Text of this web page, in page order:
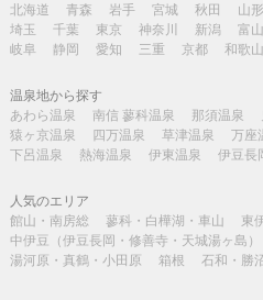
北海道
青森 岩手 宮城 秋田 山形
埼玉
千葉 東京 神奈川 新潟 富山
岐阜
静岡 愛知 三重 京都 和歌山
温泉地から探す
あわら温泉
南信 蓼科温泉 那須温泉
猿ヶ京温泉
四万温泉 草津温泉 万座
下呂温泉
熱海温泉 伊東温泉 伊豆長
人気のエリア
館山・南房総
蓼科・白樺湖・車山 東
中伊豆（伊豆長岡・修善寺・天城湯ヶ島）
湯河原・真鶴・小田原
箱根 石和・勝